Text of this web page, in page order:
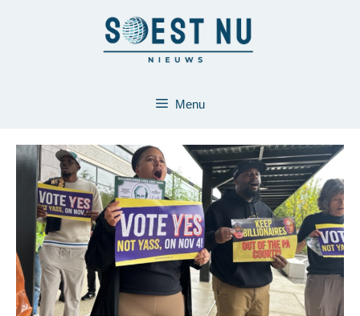
Menu